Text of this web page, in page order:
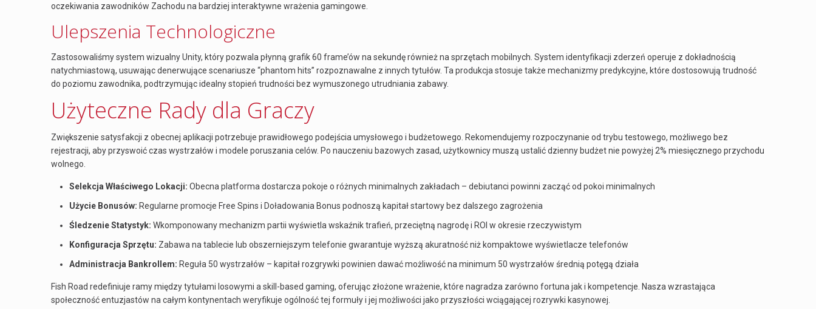
oczekiwania zawodników Zachodu na bardziej interaktywne wrażenia gamingowe.
Ulepszenia Technologiczne
Zastosowaliśmy system wizualny Unity, który pozwala płynną grafik 60 frame’ów na sekundę również na sprzętach mobilnych. System identyfikacji zderzeń operuje z dokładnością
natychmiastową, usuwając denerwujące scenariusze “phantom hits” rozpoznawalne z innych tytułów. Ta produkcja stosuje także mechanizmy predykcyjne, które dostosowują trudność
do poziomu zawodnika, podtrzymując idealny stopień trudności bez wymuszonego utrudniania zabawy.
Użyteczne Rady dla Graczy
Zwiększenie satysfakcji z obecnej aplikacji potrzebuje prawidłowego podejścia umysłowego i budżetowego. Rekomendujemy rozpoczynanie od trybu testowego, możliwego bez
rejestracji, aby przyswoić czas wystrzałów i modele poruszania celów. Po nauczeniu bazowych zasad, użytkownicy muszą ustalić dzienny budżet nie powyżej 2% miesięcznego przychodu
wolnego.
Selekcja Właściwego Lokacji: Obecna platforma dostarcza pokoje o różnych minimalnych zakładach – debiutanci powinni zacząć od pokoi minimalnych
Użycie Bonusów: Regularne promocje Free Spins i Doładowania Bonus podnoszą kapitał startowy bez dalszego zagrożenia
Śledzenie Statystyk: Wkomponowany mechanizm partii wyświetla wskaźnik trafień, przeciętną nagrodę i ROI w okresie rzeczywistym
Konfiguracja Sprzętu: Zabawa na tablecie lub obszerniejszym telefonie gwarantuje wyższą akuratność niż kompaktowe wyświetlacze telefonów
Administracja Bankrollem: Reguła 50 wystrzałów – kapitał rozgrywki powinien dawać możliwość na minimum 50 wystrzałów średnią potęgą działa
Fish Road redefiniuje ramy między tytułami losowymi a skill-based gaming, oferując złożone wrażenie, które nagradza zarówno fortuna jak i kompetencje. Nasza wzrastająca
społeczność entuzjastów na całym kontynentach weryfikuje ogólność tej formuły i jej możliwości jako przyszłości wciągającej rozrywki kasynowej.